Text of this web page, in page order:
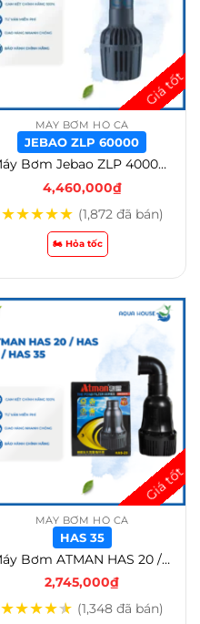
MÁY BƠM HỒ CÁ
JEBAO ZLP 60000
Máy Bơm Jebao ZLP 40000 / 50000 / 60000/ 70000 – Jebao ZLP 60000
4,460,000₫
★★★★★ (1,872 đã bán)
🏍️ Hỏa tốc
MÁY BƠM HỒ CÁ
HAS 35
Máy Bơm ATMAN HAS 20 / HAS 25 / HAS 30 / HAS 35 MÁY BƠM HỒ CÁ KOI THÁC NƯỚC TẠT ĐỨNG – HAS 35
2,745,000₫
★★★★★ (1,348 đã bán)